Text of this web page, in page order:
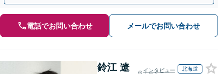
電話でお問い合わせ メールでお問い合わせ
鈴江 遼
インタビュー
北海道